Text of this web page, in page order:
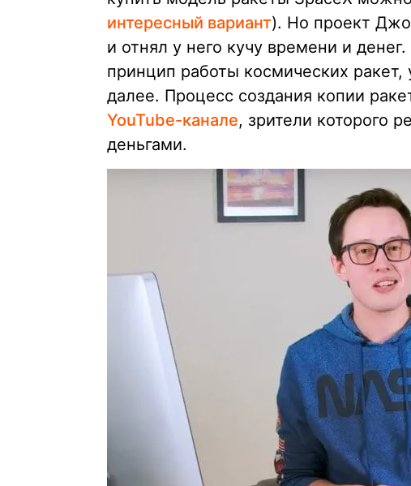
интересный вариант). Но проект Джо
и отнял у него кучу времени и
принцип работы космических ракет,
далее. Процесс создания копии
YouTube-канале, зрители которого
деньгами.